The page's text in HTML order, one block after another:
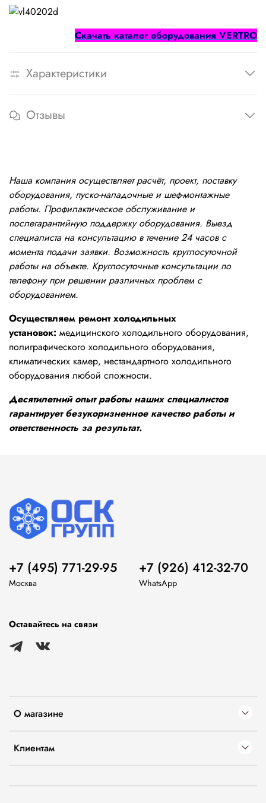
Cкачать каталог оборудования VERTRO
Характеристики
Отзывы
Наша компания осуществляет расчёт, проект, поставку
оборудования, пуско-наладочные и шеф-монтажные
работы. Профилактическое обслуживание и
послегарантийную поддержку оборудования. Выезд
специалиста на консультацию в течение 24 часов с
момента подачи заявки. Возможность круглосуточной
работы на объекте. Круглосуточные консультации по
телефону при решении различных проблем с
оборудованием.
Осуществляем ремонт холодильных
установок: медицинского холодильного оборудования,
полиграфического холодильного оборудования,
климатических камер, нестандартного холодильного
оборудования любой сложности.
Десятилетний опыт работы наших специалистов
гарантирует безукоризненное качество работы и
ответственность за результат.
О магазине
Клиентам
+7 (495) 771-29-95
Москва
+7 (926) 412-32-70
WhatsApp
Оставайтесь на связи